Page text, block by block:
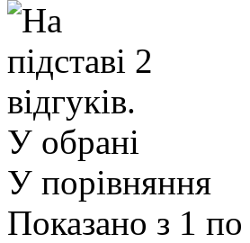
У обрані
У порівняння
Показано з 1 по